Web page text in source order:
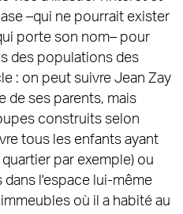
–qui ne pourrait exister
porte son nom– pour
des populations des
: on peut suivre Jean Zay
de ses parents, mais
construits selon
tous les enfants ayant
par exemple) ou
dans l'espace lui-même
où il a habité au